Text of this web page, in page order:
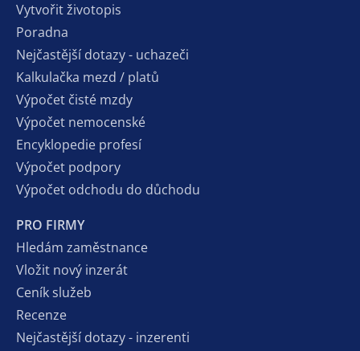
Vytvořit životopis
Poradna
Nejčastější dotazy - uchazeči
Kalkulačka mezd / platů
Výpočet čisté mzdy
Výpočet nemocenské
Encyklopedie profesí
Výpočet podpory
Výpočet odchodu do důchodu
PRO FIRMY
Hledám zaměstnance
Vložit nový inzerát
Ceník služeb
Recenze
Nejčastější dotazy - inzerenti